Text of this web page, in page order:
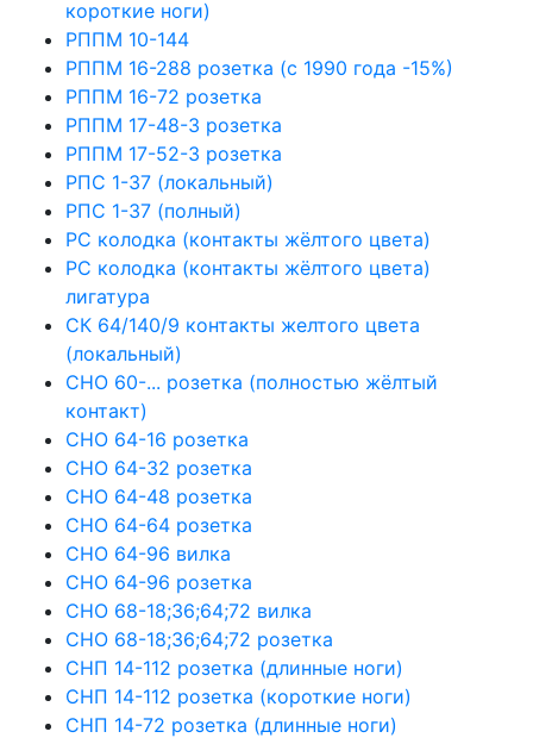
короткие ноги)
РППМ 10-144
РППМ 16-288 розетка (с 1990 года -15%)
РППМ 16-72 розетка
РППМ 17-48-3 розетка
РППМ 17-52-3 розетка
РПС 1-37 (локальный)
РПС 1-37 (полный)
РС колодка (контакты жёлтого цвета)
РС колодка (контакты жёлтого цвета)
лигатура
СК 64/140/9 контакты желтого цвета
(локальный)
СНО 60-... розетка (полностью жёлтый
контакт)
СНО 64-16 розетка
СНО 64-32 розетка
СНО 64-48 розетка
СНО 64-64 розетка
СНО 64-96 вилка
СНО 64-96 розетка
СНО 68-18;36;64;72 вилка
СНО 68-18;36;64;72 розетка
СНП 14-112 розетка (длинные ноги)
СНП 14-112 розетка (короткие ноги)
СНП 14-72 розетка (длинные ноги)